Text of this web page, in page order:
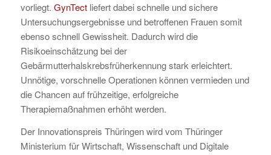
vorliegt. GynTectliefert dabei schnelle und sichere
Untersuchungsergebnisse und betroffenen Frauen somit
ebenso schnell Gewissheit. Dadurch wird die
Risikoeinschätzung bei der
Gebärmutterhalskrebsfrüherkennung stark erleichtert.
Unnötige, vorschnelle Operationen können vermieden und
die Chancen auf frühzeitige, erfolgreiche
Therapiemaßnahmen erhöht werden.
Der Innovationspreis Thüringen wird vom Thüringer
Ministerium für Wirtschaft, Wissenschaft und Digitale